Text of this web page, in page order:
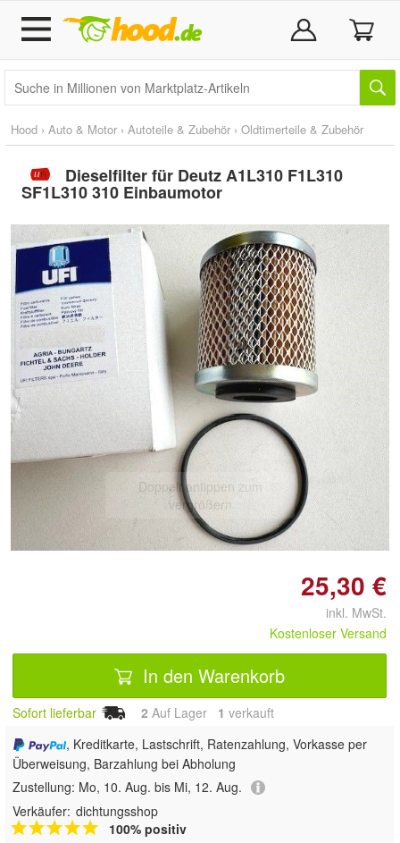
Hood › Auto & Motor › Autoteile & Zubehör › Oldtimerteile & Zubehör
Dieselfilter für Deutz A1L310 F1L310
SF1L310 310 Einbaumotor
Doppelt antippen zum
vergrößern
25,30 €
inkl. MwSt.
Kostenloser Versand
In den Warenkorb
Sofort lieferbar 2 Auf Lager 1 verkauft
, Kreditkarte, Lastschrift, Ratenzahlung, Vorkasse per
Überweisung, Barzahlung bei Abholung
Zustellung: Mo, 10. Aug. bis Mi, 12. Aug.
Verkäufer: dichtungsshop
100% positiv